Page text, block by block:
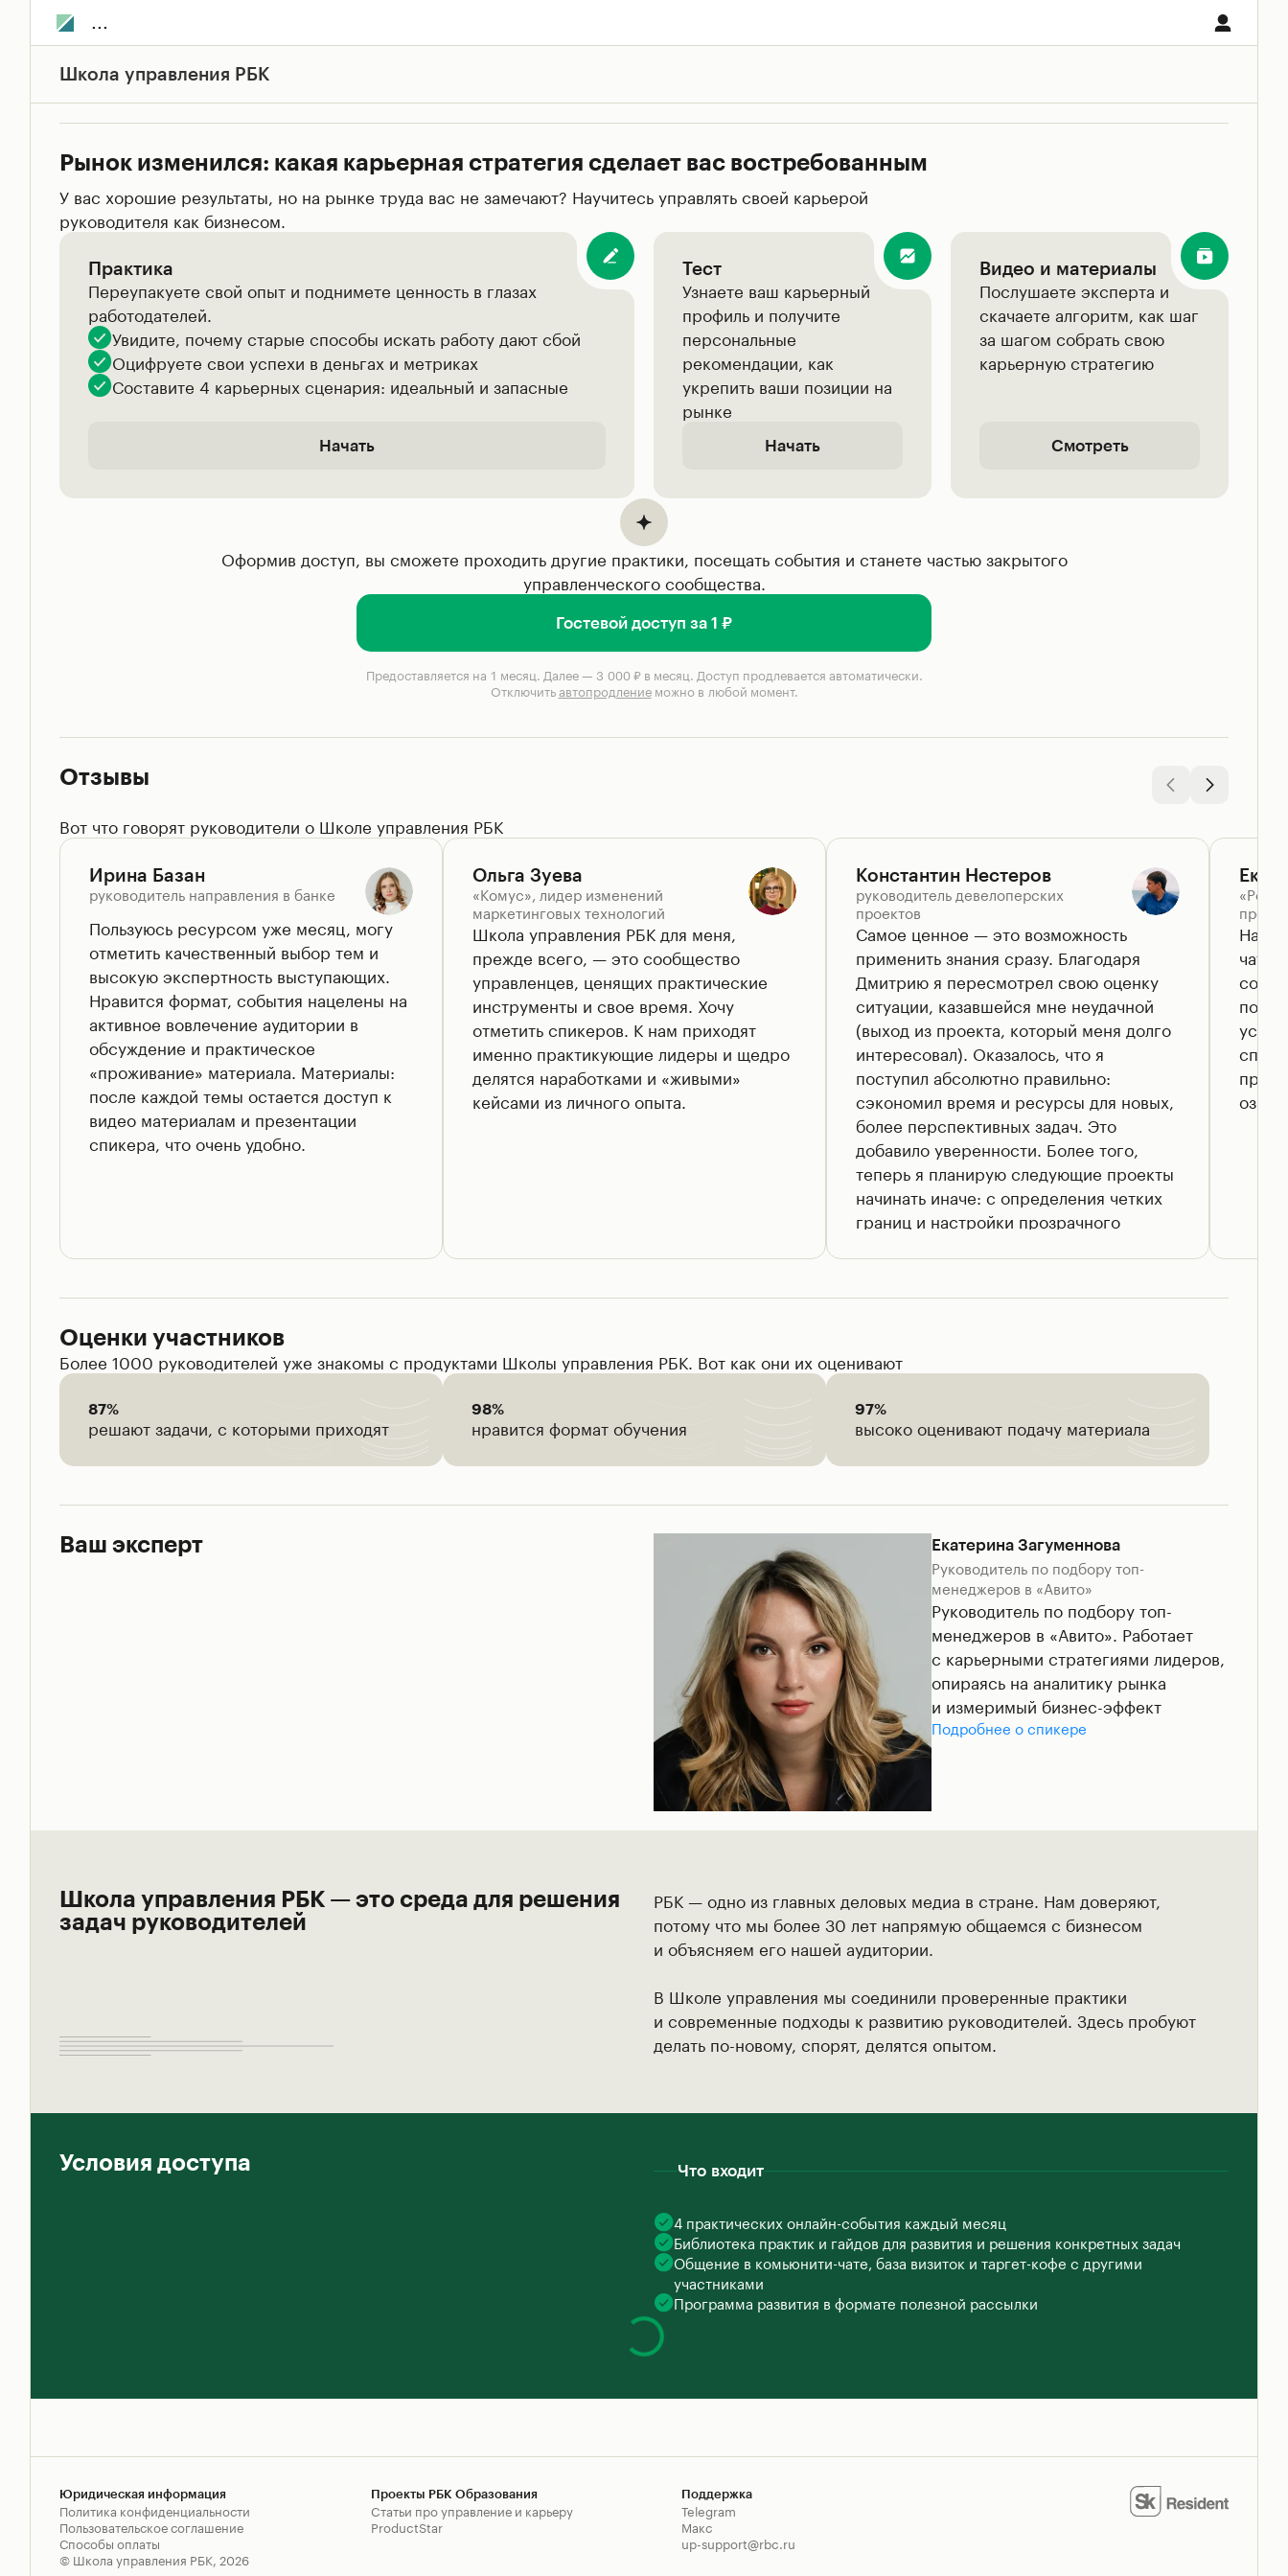
Школа управления РБК
Рынок изменился: какая карьерная стратегия сделает вас востребованным
У вас хорошие результаты, но на рынке труда вас не замечают? Научитесь управлять своей карьерой
руководителя как бизнесом.
Практика
Переупакуете свой опыт и поднимете ценность в глазах
работодателей.
Увидите, почему старые способы искать работу дают сбой
Оцифруете свои успехи в деньгах и метриках
Составите 4 карьерных сценария: идеальный и запасные
Начать
Тест
Узнаете ваш карьерный
профиль и получите
персональные
рекомендации, как
укрепить ваши позиции на
рынке
Начать
Видео и материалы
Послушаете эксперта и
скачаете алгоритм, как шаг
за шагом собрать свою
карьерную стратегию
Смотреть
Оформив доступ, вы сможете проходить другие практики, посещать события и станете частью закрытого
управленческого сообщества.
Гостевой доступ за 1 ₽
Предоставляется на 1 месяц. Далее — 3 000 ₽ в месяц. Доступ продлевается автоматически.
Отключитьавтопродлениеможно в любой момент.
Отзывы
Вот что говорят руководители о Школе управления РБК
Ирина Базан
руководитель направления в банке
Пользуюсь ресурсом уже месяц, могу
отметить качественный выбор тем и
высокую экспертность выступающих.
Нравится формат, события нацелены на
активное вовлечение аудитории в
обсуждение и практическое
«проживание» материала. Материалы:
после каждой темы остается доступ к
видео материалам и презентации
спикера, что очень удобно.
Ольга Зуева
«Комус», лидер изменений
маркетинговых технологий
Школа управления РБК для меня,
прежде всего, — это сообщество
управленцев, ценящих практические
инструменты и свое время. Хочу
отметить спикеров. К нам приходят
именно практикующие лидеры и щедро
делятся наработками и «живыми»
кейсами из личного опыта.
Константин Нестеров
руководитель девелоперских
проектов
Самое ценное — это возможность
применить знания сразу. Благодаря
Дмитрию я пересмотрел свою оценку
ситуации, казавшейся мне неудачной
(выход из проекта, который меня долго
интересовал). Оказалось, что я
поступил абсолютно правильно:
сэкономил время и ресурсы для новых,
более перспективных задач. Это
добавило уверенности. Более того,
теперь я планирую следующие проекты
начинать иначе: с определения четких
границ и настройки прозрачного
заранее расставлять зоны
ответственности каждого участника.
На
чате,
Оценки участников
Более 1000 руководителей уже знакомы с продуктами Школы управления РБК. Вот как они их оценивают
87%
решают задачи, с которыми приходят
98%
нравится формат обучения
97%
высоко оценивают подачу материала
Ваш эксперт Екатерина Загуменнова
Руководитель по подбору топ-
менеджеров в «Авито»
Руководитель по подбору топ-
менеджеров в «Авито». Работает
с карьерными стратегиями лидеров,
опираясь на аналитику рынка
и измеримый бизнес-эффект
Подробнее о спикере
Школа управления РБК — это среда для решения
задач руководителей
РБК — одно из главных деловых медиа в стране. Нам доверяют,
потому что мы более 30 лет напрямую общаемся с бизнесом
и объясняем его нашей аудитории.
В Школе управления мы соединили проверенные практики
и современные подходы к развитию руководителей. Здесь пробуют
делать по-новому, спорят, делятся опытом.
Условия доступа Что входит
4 практических онлайн-события каждый месяц
Библиотека практик и гайдов для развития и решения конкретных задач
Общение в комьюнити-чате, база визиток и таргет-кофе с другими
участниками
Программа развития в формате полезной рассылки
Юридическая информация
Политика конфиденциальности
Пользовательское соглашение
Способы оплаты
Проекты РБК Образования
Cтатьи про управление и карьеру
ProductStar
Поддержка
Telegram
Макс
up-support@rbc.ru
© Школа управления РБК, 2026